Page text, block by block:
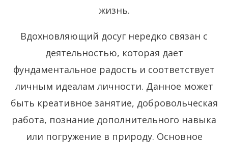
жизнь.
Вдохновляющий досуг нередко связан с
деятельностью, которая дает
фундаментальное радость и соответствует
личным идеалам личности. Данное может
быть креативное занятие, добровольческая
работа, познание дополнительного навыка
или погружение в природу. Основное